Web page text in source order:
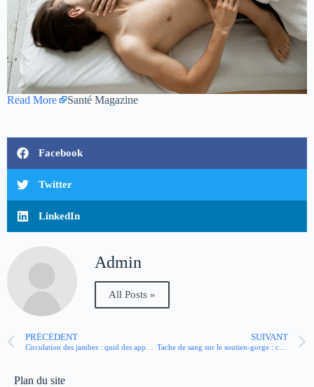
Read More Santé Magazine
Facebook
Twitter
LinkedIn
Admin
All Posts »
PRÉCÉDENT SUIVANT
Tache de sang sur le soutien-gorge : c’est peut-être un cancer du sein !
Plan du site